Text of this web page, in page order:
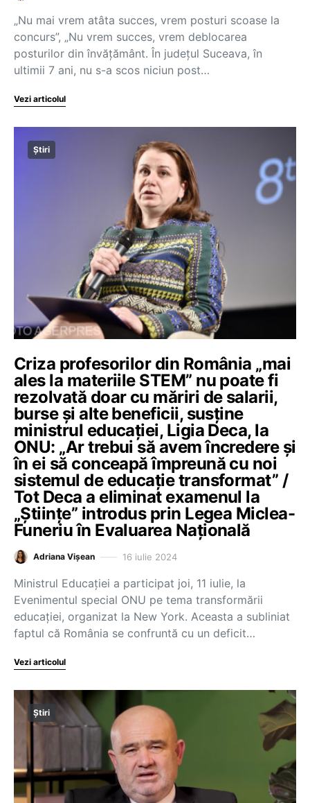
„Nu mai vrem atâta succes, vrem posturi scoase la
concurs”, „Nu vrem succes, vrem deblocarea
posturilor din învățământ. În județul Suceava, în
ultimii 7 ani, nu s-a scos niciun post…
Vezi articolul
Știri
Criza profesorilor din România „mai
ales la materiile STEM” nu poate fi
rezolvată doar cu măriri de salarii,
burse și alte beneficii, susține
ministrul educației, Ligia Deca, la
ONU: „Ar trebui să avem încredere și
în ei să conceapă împreună cu noi
sistemul de educație transformat” /
Tot Deca a eliminat examenul la
„Științe” introdus prin Legea Miclea-
Funeriu în Evaluarea Națională
Adriana Vișean 16 iulie 2024
Ministrul Educației a participat joi, 11 iulie, la
Evenimentul special ONU pe tema transformării
educației, organizat la New York. Aceasta a subliniat
faptul că România se confruntă cu un deficit…
Vezi articolul
Știri